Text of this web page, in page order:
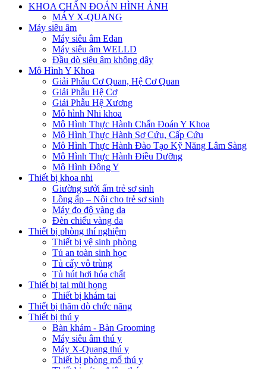
KHOA CHẨN ĐOÁN HÌNH ẢNH
MÁY X-QUANG
Máy siêu âm
Máy siêu âm Edan
Máy siêu âm WELLD
Đầu dò siêu âm không dây
Mô Hình Y Khoa
Giải Phẫu Cơ Quan, Hệ Cơ Quan
Giải Phẫu Hệ Cơ
Giải Phẫu Hệ Xương
Mô hình Nhi khoa
Mô Hình Thực Hành Chẩn Đoán Y Khoa
Mô Hình Thực Hành Sơ Cứu, Cấp Cứu
Mô Hình Thực Hành Đào Tạo Kỹ Năng Lâm Sàng
Mô Hình Thực Hành Điều Dưỡng
Mô Hình Đông Y
Thiết bị khoa nhi
Giường sưởi ấm trẻ sơ sinh
Lồng ấp – Nôi cho trẻ sơ sinh
Máy đo độ vàng da
Đèn chiếu vàng da
Thiết bị phòng thí nghiệm
Thiết bị vệ sinh phòng
Tủ an toàn sinh học
Tủ cấy vô trùng
Tủ hút hơi hóa chất
Thiết bị tai mũi họng
Thiết bị khám tai
Thiết bị thăm dò chức năng
Thiết bị thú y
Bàn khám - Bàn Grooming
Máy siêu âm thú y
Máy X-Quang thú y
Thiết bị phòng mổ thú y